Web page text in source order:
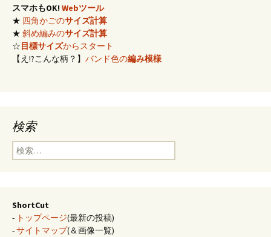
スマホもOK! Webツール
★ 四角かごのサイズ計算
★ 斜め編みのサイズ計算
☆ 目標サイズからスタート
【え!?こんな柄？】 バンド色の編み模様
検索
検
索:
ShortCut
- トップページ(最新の投稿)
-サイトマップ(＆画像一覧)